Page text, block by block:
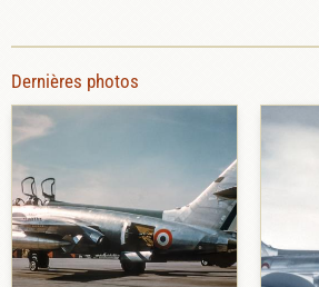
Dernières photos